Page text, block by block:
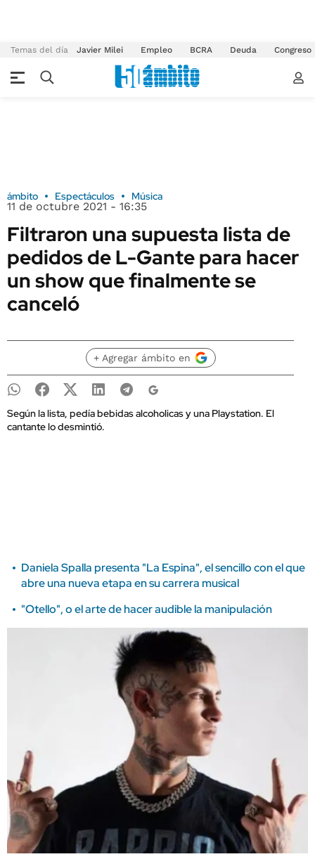
Temas del día Javier Milei Empleo BCRA Deuda Congreso
ámbito Espectáculos Música
11 de octubre 2021 - 16:35
Filtraron una supuesta lista de
pedidos de L-Gante para hacer
un show que finalmente se
canceló
+ Agregar ámbito en
Según la lista, pedía bebidas alcoholicas y una Playstation. El
cantante lo desmintió.
Daniela Spalla presenta "La Espina", el sencillo con el que
abre una nueva etapa en su carrera musical
"Otello", o el arte de hacer audible la manipulación